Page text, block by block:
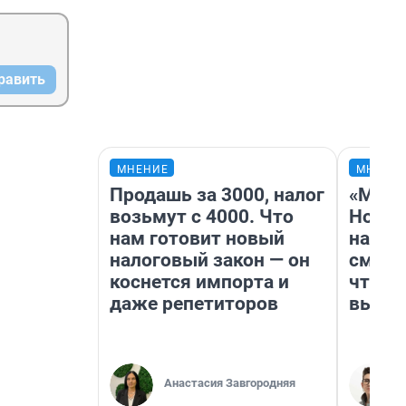
МНЕНИЕ
Продашь за 3000, налог
возьмут с 4000. Что
нам готовит новый
налоговый закон — он
коснется импорта и
даже репетиторов
Анастасия Завгородняя
«Мы